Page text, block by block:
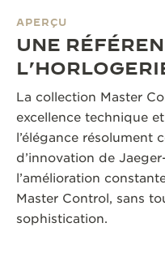
APERÇU
UNE
La collection Master
excellence technique
l’élégance résolument
d’innovation de
l’amélioration
Master Control, sans
sophistication.